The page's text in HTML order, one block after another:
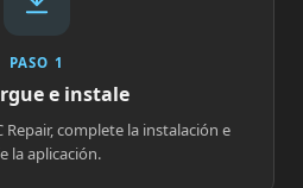
PASO 1
e instale
Repair, complete la instalación e
la aplicación.